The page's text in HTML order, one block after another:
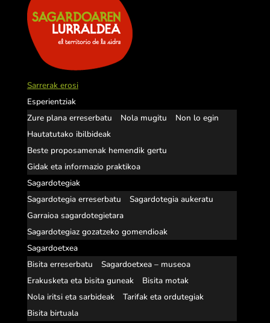
Sarrerak erosi
Esperientziak
Zure plana erreserbatu
Nola mugitu
Non lo egin
Hautatutako ibilbideak
Beste proposamenak hemendik gertu
Gidak eta informazio praktikoa
Sagardotegiak
Sagardotegia erreserbatu
Sagardotegia aukeratu
Garraioa sagardotegietara
Sagardotegiaz gozatzeko gomendioak
Sagardoetxea
Bisita erreserbatu
Sagardoetxea – museoa
Erakusketa eta bisita guneak
Bisita motak
Nola iritsi eta sarbideak
Tarifak eta ordutegiak
Bisita birtuala